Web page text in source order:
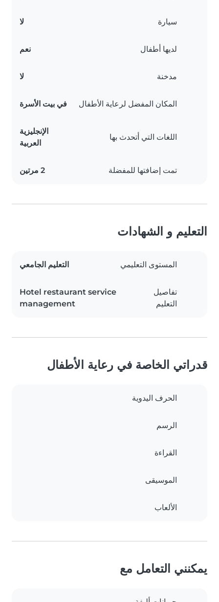
سيارة لا
لديها أطفال نعم
مدخنة لا
المكان المفضل لرعاية الأطفال في بيت الأسرة
اللغات التي أتحدث بها
الإنجليزية
العربية
تمت إضافتها للمفضلة 2 مرتين
التعليم و الشهادات
المستوى التعليمي التعليم الجامعي
تفاصيل
التعليم
Hotel restaurant service
management
قدراتي الخاصة في رعاية الأطفال
الحرف اليدوية
الرسم
القراءة
الموسيقى
الألعاب
يمكنني التعامل مع